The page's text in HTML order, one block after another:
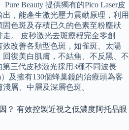
Beauty 提供獨有的Pico Laser皮
，能產生激光壓力震動原理，利用
色斑及存積已久的色素至粉塵狀
。 皮秒激光去斑療程完全零創
改善各類型色斑，如雀斑、太陽
復美白肌膚，不結焦、不反黑、不
第三代皮秒激光採用3種不同波長
）及擁有130個蜂巢鏡的治療頭為客
層、中層及深層色斑。
？ 有效控製近視之低濃度阿托品眼